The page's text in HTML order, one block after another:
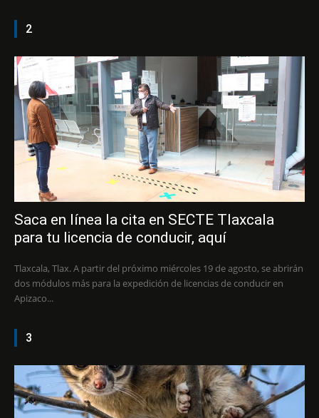
2
Saca en línea la cita en SECTE Tlaxcala
para tu licencia de conducir, aquí
Tlaxcala, Tlax. A partir del próximo miércoles 19 de agosto, se abrirán
dos módulos más para la expedición de licencias de conducir en
Apizaco...
3